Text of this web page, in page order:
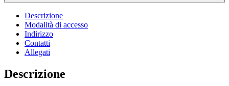
Descrizione
Modalità di accesso
Indirizzo
Contatti
Allegati
Descrizione